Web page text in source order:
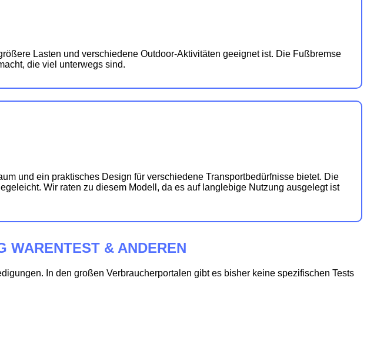
Lasten und verschiedene Outdoor-Aktivitäten geeignet ist. Die Fußbremse
die viel unterwegs sind.
und ein praktisches Design für verschiedene Transportbedürfnisse bietet. Die
Wir raten zu diesem Modell, da es auf langlebige Nutzung ausgelegt ist
WARENTEST & ANDEREN
In den großen Verbraucherportalen gibt es bisher keine spezifischen Tests